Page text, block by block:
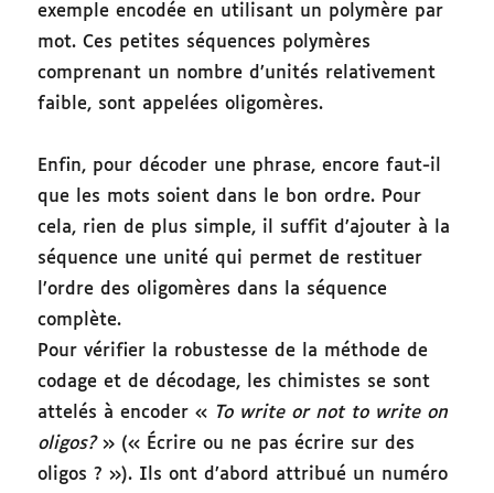
exemple encodée en utilisant un polymère par
mot. Ces petites séquences polymères
comprenant un nombre d’unités relativement
faible, sont appelées oligomères.
Enfin, pour décoder une phrase, encore faut-il
que les mots soient dans le bon ordre. Pour
cela, rien de plus simple, il suffit d’ajouter à la
séquence une unité qui permet de restituer
l’ordre des oligomères dans la séquence
complète.
Pour vérifier la robustesse de la méthode de
codage et de décodage, les chimistes se sont
attelés à encoder « To write or not to write on
oligos?» (« Écrire ou ne pas écrire sur des
oligos ? »). Ils ont d’abord attribué un numéro